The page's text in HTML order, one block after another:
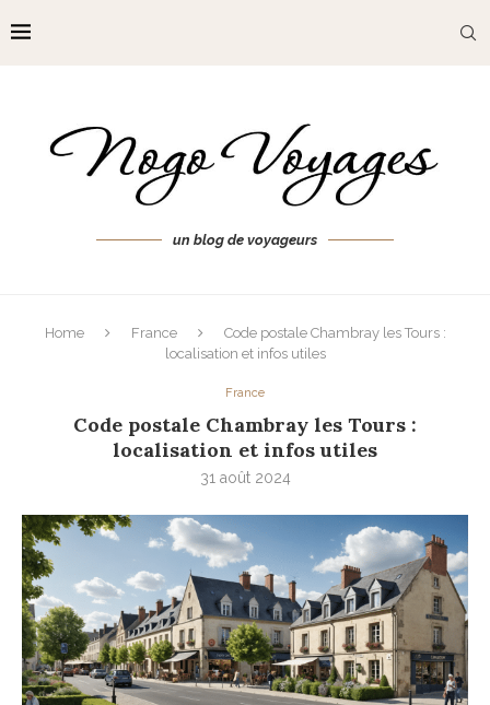
un blog de voyageurs
Home France
Code postale Chambray les Tours :
localisation et infos utiles
France
Code postale Chambray les Tours :
localisation et infos utiles
31 août 2024